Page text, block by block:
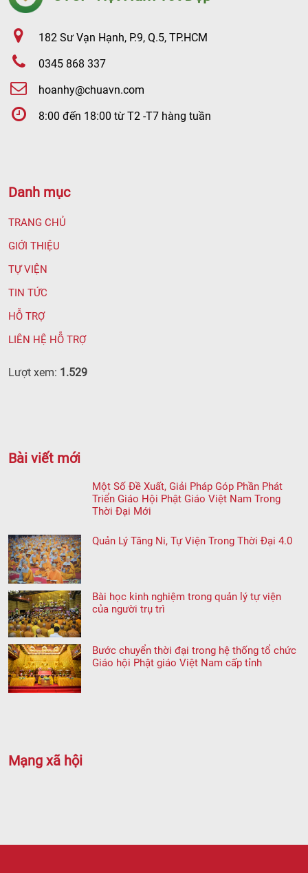
182 Sư Vạn Hạnh, P.9, Q.5, TP.HCM
0345 868 337
hoanhy@chuavn.com
8:00 đến 18:00 từ T2 -T7 hàng tuần
Danh mục
TRANG CHỦ
GIỚI THIỆU
TỰ VIỆN
TIN TỨC
HỖ TRỢ
LIÊN HỆ HỖ TRỢ
Lượt xem: 1.529
Bài viết mới
Một Số Đề Xuất, Giải Pháp Góp Phần Phát
Triển Giáo Hội Phật Giáo Việt Nam Trong
Thời Đại Mới
Quản Lý Tăng Ni, Tự Viện Trong Thời Đại 4.0
Bài học kinh nghiệm trong quản lý tự viện
của người trụ trì
Bước chuyển thời đại trong hệ thống tổ chức
Giáo hội Phật giáo Việt Nam cấp tỉnh
Mạng xã hội